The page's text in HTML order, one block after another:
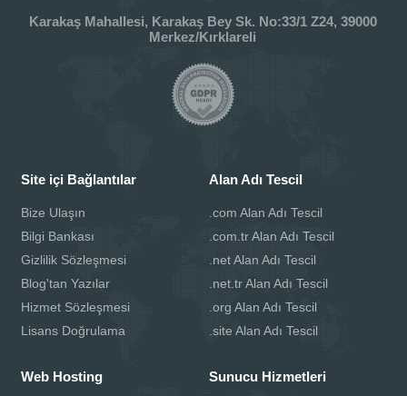
Karakaş Mahallesi, Karakaş Bey Sk. No:33/1 Z24, 39000
Merkez/Kırklareli
Site içi Bağlantılar
Bize Ulaşın
Bilgi Bankası
Gizlilik Sözleşmesi
Blog'tan Yazılar
Hizmet Sözleşmesi
Lisans Doğrulama
Alan Adı Tescil
.com Alan Adı Tescil
.com.tr Alan Adı Tescil
.net Alan Adı Tescil
.net.tr Alan Adı Tescil
.org Alan Adı Tescil
.site Alan Adı Tescil
Web Hosting Sunucu Hizmetleri